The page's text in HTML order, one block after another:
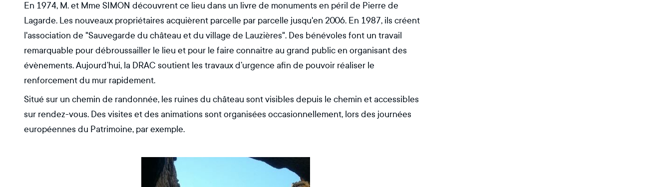
En 1974, M. et Mme SIMON découvrent ce lieu dans un livre de monuments en péril de Pierre de
Lagarde. Les nouveaux propriétaires acquièrent parcelle par parcelle jusqu'en 2006. En 1987, ils créent
l'association de "Sauvegarde du château et du village de Lauzières". Des bénévoles font un travail
remarquable pour débroussailler le lieu et pour le faire connaitre au grand public en organisant des
évènements. Aujourd’hui, la DRAC soutient les travaux d’urgence afin de pouvoir réaliser le
renforcement du mur rapidement.
Situé sur un chemin de randonnée, les ruines du château sont visibles depuis le chemin et accessibles
sur rendez-vous. Des visites et des animations sont organisées occasionnellement, lors des journées
européennes du Patrimoine, par exemple.